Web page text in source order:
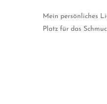
Mein persönliches
Platz für das